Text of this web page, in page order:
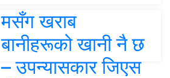
मसँग खराब
बानीहरूको खानी नै छ
– उपन्यासकार जिएस